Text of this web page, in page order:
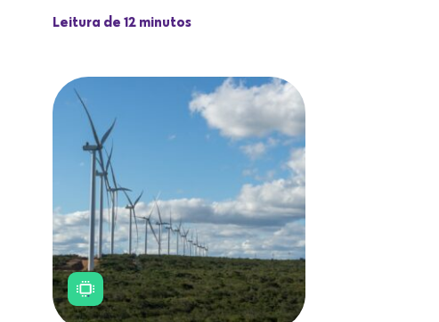
Leitura de 12 minutos